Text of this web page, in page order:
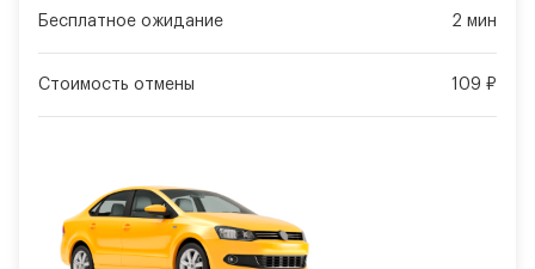
Бесплатное ожидание 2 мин
Стоимость отмены 109 ₽